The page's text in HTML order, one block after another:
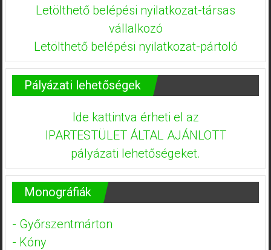
Letölthető belépési nyilatkozat-társas
vállalkozó
Letölthető belépési nyilatkozat-pártoló
Pályázati lehetőségek
Ide kattintva érheti el az
IPARTESTÜLET ÁLTAL AJÁNLOTT
pályázati lehetőségeket.
Monográfiák
- Győrszentmárton
- Kóny